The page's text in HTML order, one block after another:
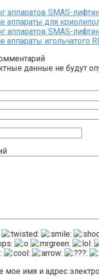
аппаратов SMAS-
аппараты для
аппаратов SMAS-
аппараты игольчатого
данные не будут
мое имя и адрес